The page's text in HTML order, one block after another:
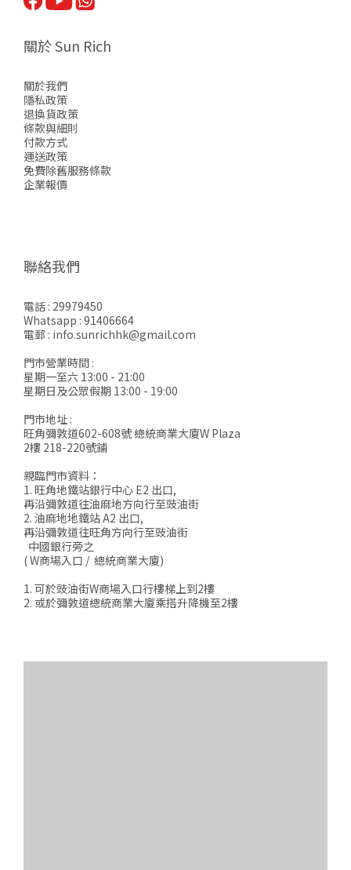
關於 Sun Rich
關於我們
隱私政策
退換貨政策
條款與細則
付款方式
運送政策
免費除舊服務條款
企業報價
聯絡我們
電話 : 29979450
Whatsapp : 91406664
電郵 : info.sunrichhk@gmail.com
門市營業時間 :
星期一至六 13:00 - 21:00
星期日及公眾假期 13:00 - 19:00
門市地址 :
旺角彌敦道602-608號 總統商業大廈W Plaza
2樓 218-220號鋪
親臨門市資料：
1. 旺角地鐵站銀行中心 E2 出口,
再沿彌敦道往油麻地方向行至豉油街
2. 油麻地地鐵站 A2 出口,
再沿彌敦道往旺角方向行至豉油街
中國銀行旁之
( W商場入口 / 總統商業大廈)
1. 可於豉油街W商場入口行樓梯上到2樓
2. 或於彌敦道總統商業大廈乘搭升降機至2樓